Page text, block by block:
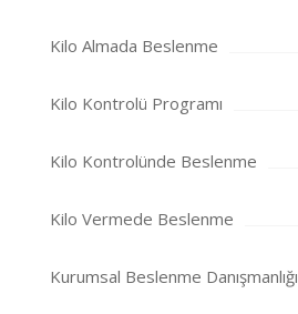
Kilo Almada Beslenme
Kilo Kontrolü Programı
Kilo Kontrolünde Beslenme
Kilo Vermede Beslenme
Kurumsal Beslenme Danışmanlığı